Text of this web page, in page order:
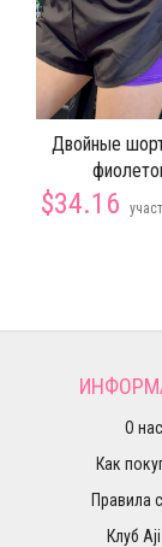
Двойные
$34.16
О нас
Как
Правила
Клуб